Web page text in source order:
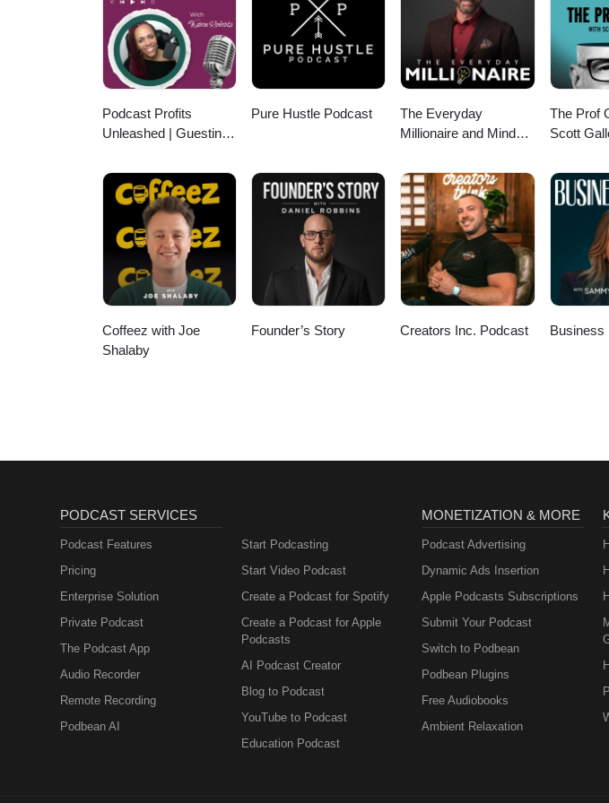
universitario. Su historia es un recordatorio de que la persistencia
llevarnos, literalmente, a lo más alto. Si deseas apoyar esta causa,
https://latinavillage.com/ o https://divergentus.org/
Podcast Profits
Unleashed | Guesting,
Acquisition
Pure Hustle Podcast
The Everyday
Millionaire and Mindset
The Prof
Scott
Coffeez with Joe
Shalaby
Founder’s Story Creators Inc. Podcast Business
PODCAST SERVICES
Podcast Features
Pricing
Enterprise Solution
Private Podcast
The Podcast App
Audio Recorder
Remote Recording
Podbean AI
Start Podcasting
Start Video Podcast
Create a Podcast for Spotify
Create a Podcast for Apple
Podcasts
AI Podcast Creator
Blog to Podcast
YouTube to Podcast
Education Podcast
MONETIZATION & MORE
Podcast Advertising
Dynamic Ads Insertion
Apple Podcasts Subscriptions
Submit Your Podcast
Switch to Podbean
Podbean Plugins
Free Audiobooks
Ambient Relaxation